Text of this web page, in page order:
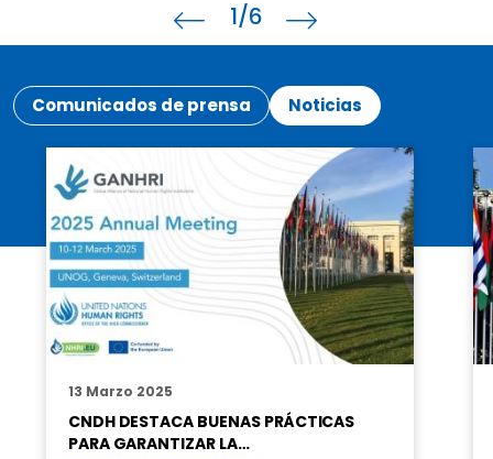
1/6
Comunicados de prensa Noticias
13 Marzo 2025
CNDH DESTACA BUENAS PRÁCTICAS
PARA GARANTIZAR LA…